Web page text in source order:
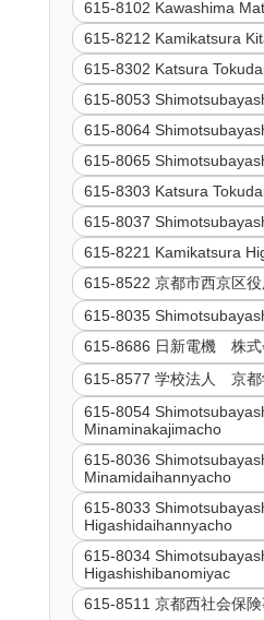
615-8102 Kawashima
615-8212 Kamikatsura
615-8302 Katsura
615-8053
615-8064
615-8065
615-8303 Katsura
615-8037
615-8221 Kamikatsura
615-8522 京都市西京区
615-8035
615-8686 日新電機 株式
615-8577 学校法人 京都
615-8054
Minaminakajimacho
615-8036
Minamidaihannyacho
615-8033
Higashidaihannyacho
615-8034
Higashishibanomiyac
615-8511 京都西社会保